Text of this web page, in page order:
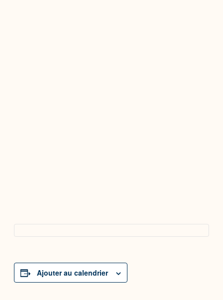
Ajouter au calendrier